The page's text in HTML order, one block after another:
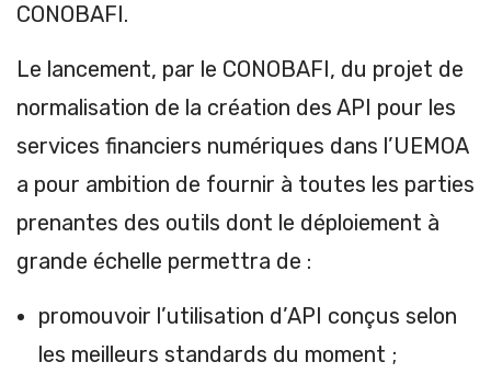
CONOBAFI.
Le lancement, par le CONOBAFI, du projet de
normalisation de la création des API pour les
services financiers numériques dans l’UEMOA
a pour ambition de fournir à toutes les parties
prenantes des outils dont le déploiement à
grande échelle permettra de :
promouvoir l’utilisation d’API conçus selon
les meilleurs standards du moment ;